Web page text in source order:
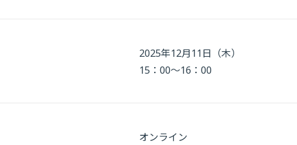
2025年12月11日（木）
15：00～16：00
オンライン